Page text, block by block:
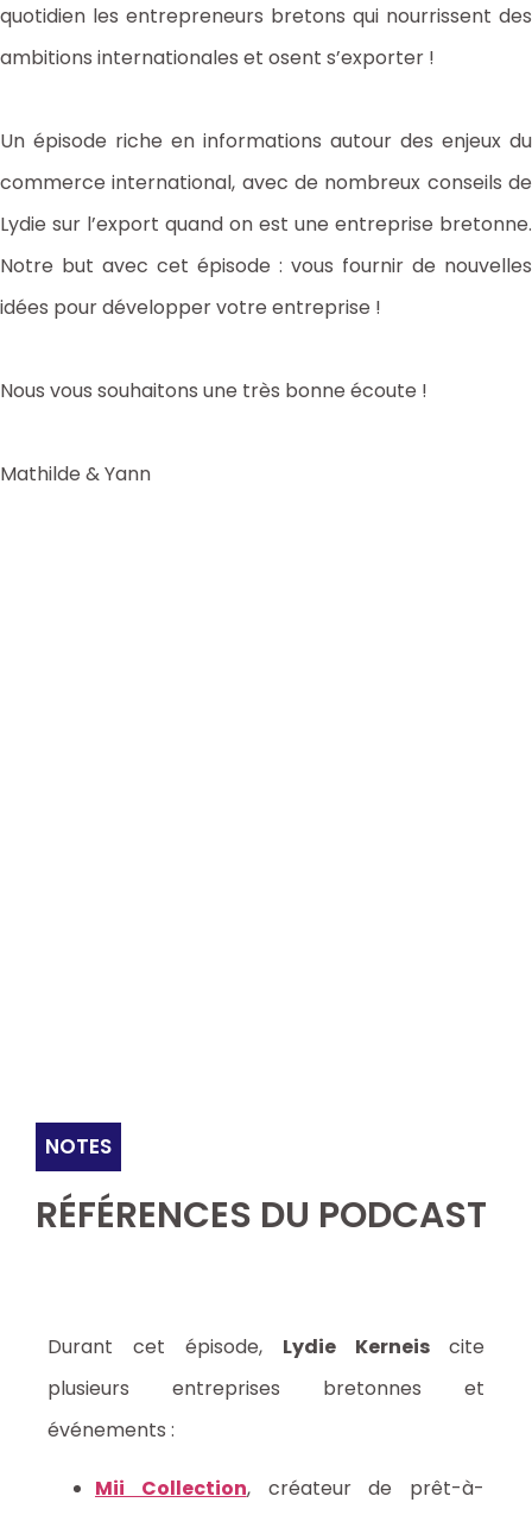
quotidien les entrepreneurs bretons qui nourrissent des
ambitions internationales et osent s’exporter !
Un épisode riche en informations autour des enjeux du
commerce international, avec de nombreux conseils de
Lydie sur l’export quand on est une entreprise bretonne.
Notre but avec cet épisode : vous fournir de nouvelles
idées pour développer votre entreprise !
Nous vous souhaitons une très bonne écoute !
Mathilde & Yann
NOTES
RÉFÉRENCES DU PODCAST
Durant cet épisode, Lydie Kerneis cite
plusieurs entreprises bretonnes et
événements :
Mii Collection, créateur de prêt-à-